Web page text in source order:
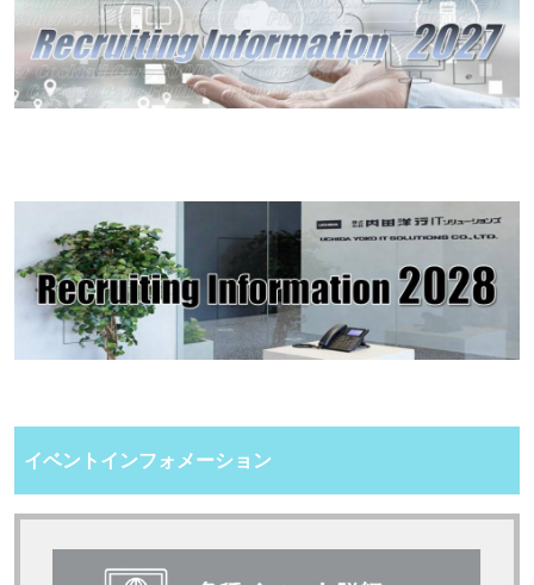
イベントインフォメーション